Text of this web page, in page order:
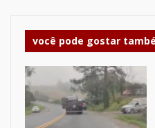
você pode gostar